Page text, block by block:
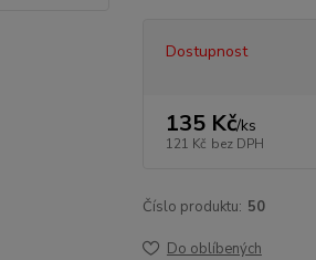
Dostupnost
135 Kč/ks
121 Kč bez DPH
Číslo produktu: 50
Do oblíbených